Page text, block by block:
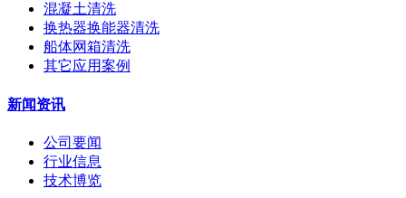
混凝土清洗
换热器换能器清洗
船体网箱清洗
其它应用案例
新闻资讯
公司要闻
行业信息
技术博览